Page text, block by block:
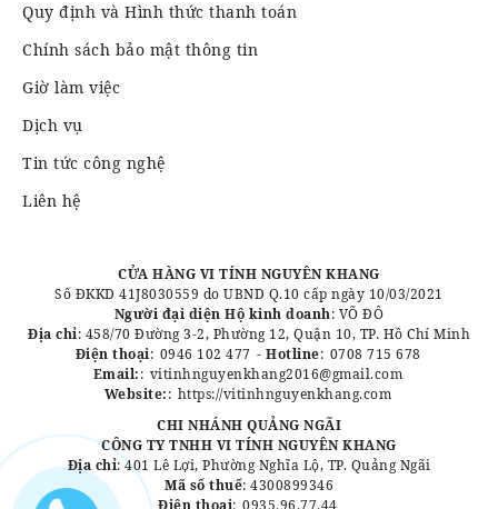
Quy định và Hình thức thanh toán
Chính sách bảo mật thông tin
Giờ làm việc
Dịch vụ
Tin tức công nghệ
Liên hệ
CỬA HÀNG VI TÍNH NGUYÊN KHANG
Số ĐKKD 41J8030559 do UBND Q.10 cấp ngày 10/03/2021
Người đại diện Hộ kinh doanh: VÕ ĐÔ
Địa chỉ: 458/70 Đường 3-2, Phường 12, Quận 10, TP. Hồ Chí Minh
Điện thoại: 0946 102 477 - Hotline: 0708 715 678
Email:: vitinhnguyenkhang2016@gmail.com
Website:: https://vitinhnguyenkhang.com
CHI NHÁNH QUẢNG NGÃI
CÔNG TY TNHH VI TÍNH NGUYÊN KHANG
Địa chỉ: 401 Lê Lợi, Phường Nghĩa Lộ, TP. Quảng Ngãi
Mã số thuế: 4300899346
Điện thoại: 0935.96.77.44